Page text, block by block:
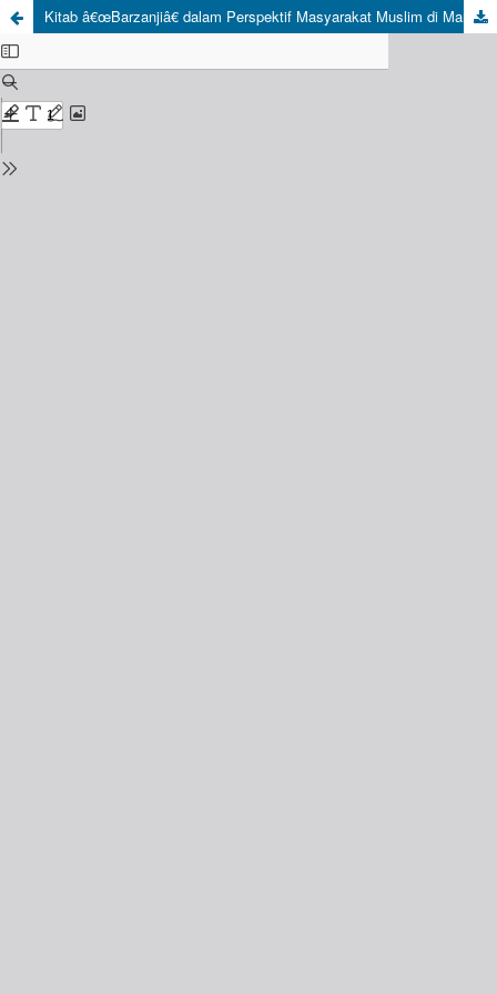
Kitab â€œBarzanjiâ€ dalam Perspektif Masyarakat Muslim di Manado, Sulawesi Utara